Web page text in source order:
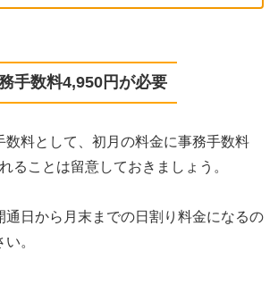
手数料4,950円が必要
数料として、初月の料金に事務手数料
ることは留意しておきましょう。
通日から月末までの日割り料金になるの
。